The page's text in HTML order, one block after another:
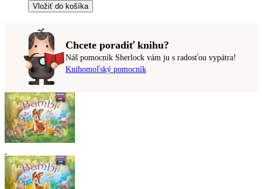
Vložiť do košíka
Chcete poradiť knihu?
Náš pomocník Sherlock vám ju s radosťou vypátra!
Knihomoľský pomocník